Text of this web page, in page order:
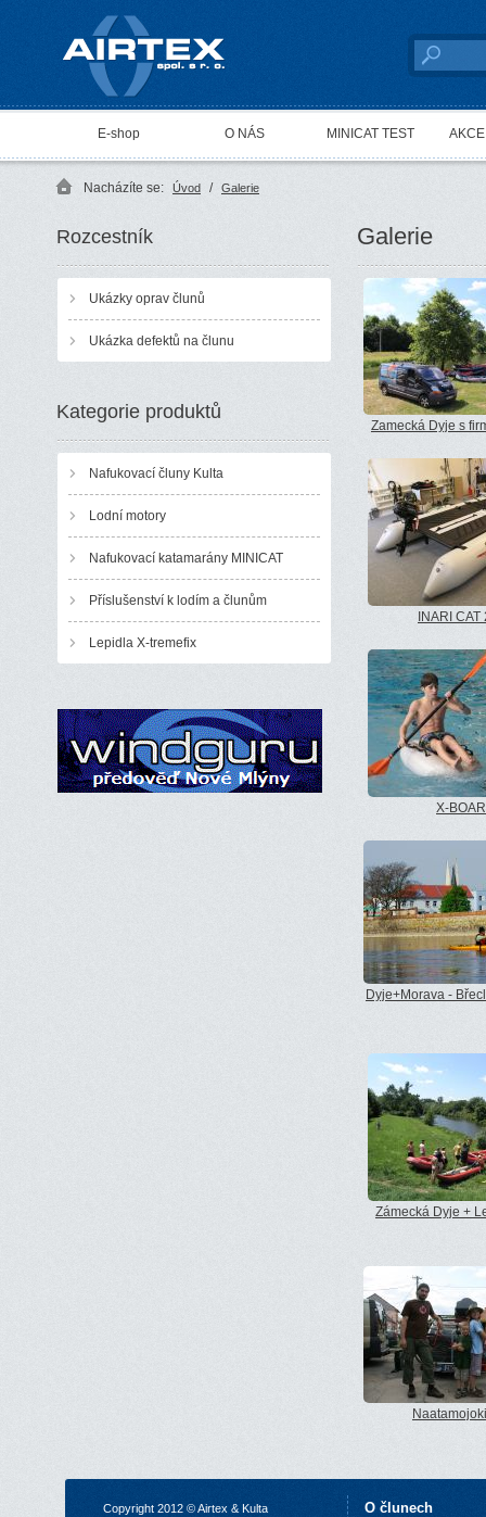
AIRTEX spol. s r. o.
E-shop O NÁS MINICAT TEST
Nacházíte se: Úvod / Galerie
Rozcestník
Ukázky oprav člunů
Ukázka defektů na člunu
Kategorie produktů
Nafukovací čluny Kulta
Lodní motory
Nafukovací katamarány MINICAT
Příslušenství k lodím a člunům
Lepidla X-tremefix
Galerie
Zamecká Dyje s
INARI
X-
Dyje+Morava -
Zámecká Dyje +
Copyright 2012 © Airtex & Kulta O člunech